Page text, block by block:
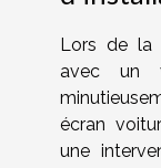
Lors de la
avec un
écran
une